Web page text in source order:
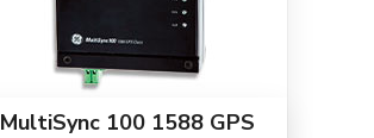
MultiSync 100 1588 GPS